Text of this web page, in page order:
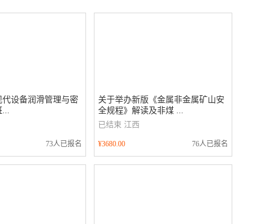
代设备润滑管理与密
...
73人已报名
关于举办新版《金属非金属矿山安
全规程》解读及非煤 ...
已结束 江西
¥3680.00 76人已报名